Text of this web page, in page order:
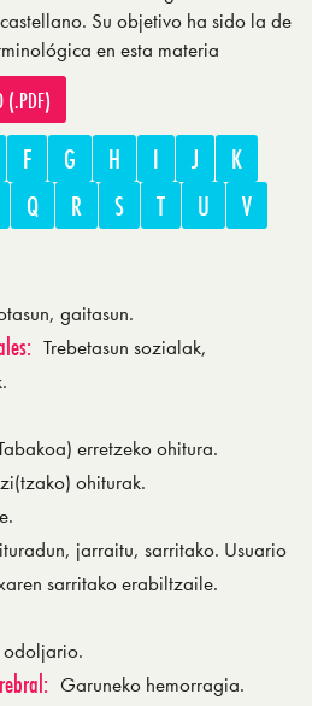
Su objetivo ha sido la de
en esta materia
(.PDF)
F G H I J
K
Q R S T U
V
gaitasun.
Trebetasun sozialak,
erretzeko ohitura.
ohiturak.
jarraitu, sarritako. Usuario
sarritako erabiltzaile.
Garuneko hemorragia.